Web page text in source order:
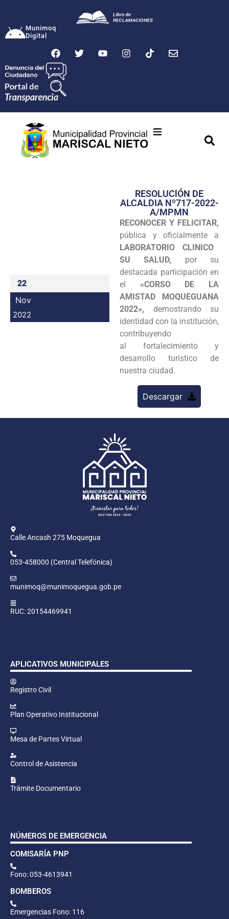
Munimoq
Digital
Transparencia
Seguridad
Programas
Intranet
22
Nov
2022
RESOLUClÓN DE
ALCALDIA Nº717-2022-
A/MPMN
RECONOCER Y FELICITAR,
pública y oficialmente a
LABORATORIO CLINICO
SU SALUD, por su
destacada participación en
el «CORSO DE LA
AMISTAD MOQUEGUANA
2022», demostrando su
identidad con la institución,
contribuyendo
al fortalecimiento y
desarrollo turístico de
nuestra ciudad.
Descargar
Calle Ancash 275 Moquegua
053-458000 (Central Telefónica)
munimoq@munimoquegua.gob.pe
RUC: 20154469941
APLICATIVOS MUNICIPALES
Registro Civil
Plan Operativo Institucional
Mesa de Partes Virtual
Control de Asistencia
Trámite Documentario
NÚMEROS DE EMERGENCIA
COMISARÍA PNP
Fono: 053-4613941
BOMBEROS
Emergencias Fono: 116